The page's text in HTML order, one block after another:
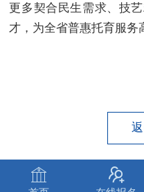
更多契合民生需求、技
才，为全省普惠托育服务
 